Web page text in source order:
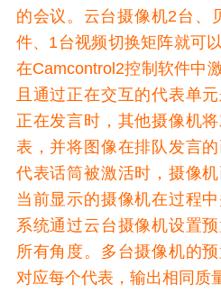
的会议。云台摄像机2台、
件、1台视频切换矩阵就可
在Camcontrol2控制软件中
且通过正在交互的代表单
正在发言时，其他摄像机
表，并将图像在排队发言
代表话筒被激活时，摄像
当前显示的摄像机在过程
系统通过云台摄像机设置
所有角度。多台摄像机的
对应每个代表，输出相同质